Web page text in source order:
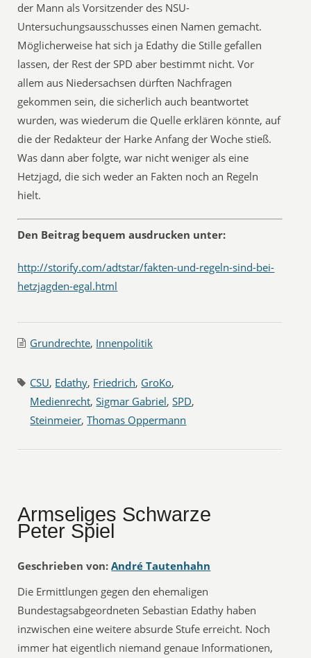
der Mann als Vorsitzender des NSU-
Untersuchungsausschusses einen Namen gemacht.
Möglicherweise hat sich ja Edathy die Stille gefallen
lassen, der Rest der SPD aber bestimmt nicht. Vor
allem aus Niedersachsen dürften Nachfragen
gekommen sein, die sicherlich auch beantwortet
wurden, was wiederum die Quelle erklären könnte, auf
die der Redakteur der Harke Anfang der Woche stieß.
Was dann aber folgte, war nicht weniger als eine
Hetzjagd, die sich weder an Fakten noch an Regeln
hielt.
Den Beitrag bequem ausdrucken unter:
http://storify.com/adtstar/fakten-und-regeln-sind-bei-
hetzjagden-egal.html
Grundrechte, Innenpolitik
CSU, Edathy, Friedrich, GroKo,
Medienrecht,Sigmar Gabriel,SPD,
Steinmeier,Thomas Oppermann
Armseliges Schwarze
Peter Spiel
Geschrieben von: André Tautenhahn
Die Ermittlungen gegen den ehemaligen
Bundestagsabgeordneten Sebastian Edathy haben
inzwischen eine weitere absurde Stufe erreicht. Noch
immer hat eigentlich niemand genaue Informationen,